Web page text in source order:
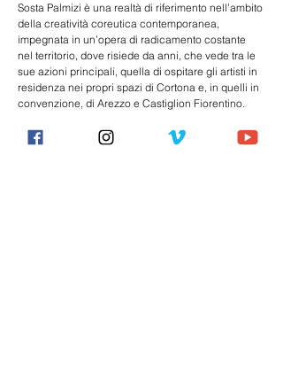
Sosta Palmizi è una realtà di riferimento nell’ambito
della creatività coreutica contemporanea,
impegnata in un’opera di radicamento costante
nel territorio, dove risiede da anni, che vede tra le
sue azioni principali, quella di ospitare gli artisti in
residenza nei propri spazi di Cortona e, in quelli in
convenzione, di Arezzo e Castiglion Fiorentino.